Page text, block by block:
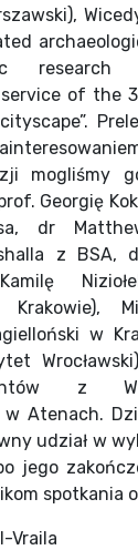
research
of the
mogliśmy
Georgię
dr
z BSA,
w
z
Atenach.
udział w
jego
spotkania
Vraila